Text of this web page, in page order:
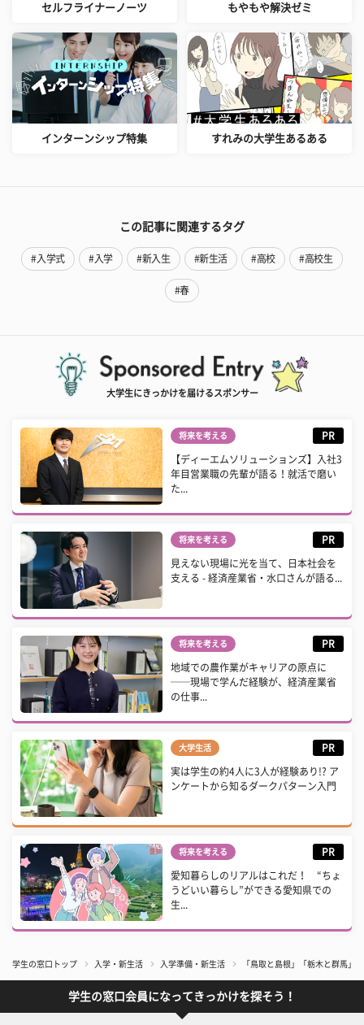
セルフライナーノーツ もやもや解決ゼミ
インターンシップ特集 すれみの大学生あるある
この記事に関連するタグ
#入学式 #入学 #新入生 #新生活 #高校 #高校生
#春
大学生にきっかけを届けるスポンサー
将来を考える PR
【ディーエムソリューションズ】入社3
年目営業職の先輩が語る！就活で磨い
た...
将来を考える PR
見えない現場に光を当て、日本社会を
支える - 経済産業省・水口さんが語る...
将来を考える PR
地域での農作業がキャリアの原点に
──現場で学んだ経験が、経済産業省
の仕事...
大学生活 PR
実は学生の約4人に3人が経験あり!? ア
ンケートから知るダークパターン入門
将来を考える PR
愛知暮らしのリアルはこれだ！ “ちょ
うどいい暮らし”ができる愛知県での
生...
学生の窓口トップ 入学・新生活 入学準備・新生活 「鳥取と島根」「栃木と群馬」
学生の窓口会員になってきっかけを探そう！